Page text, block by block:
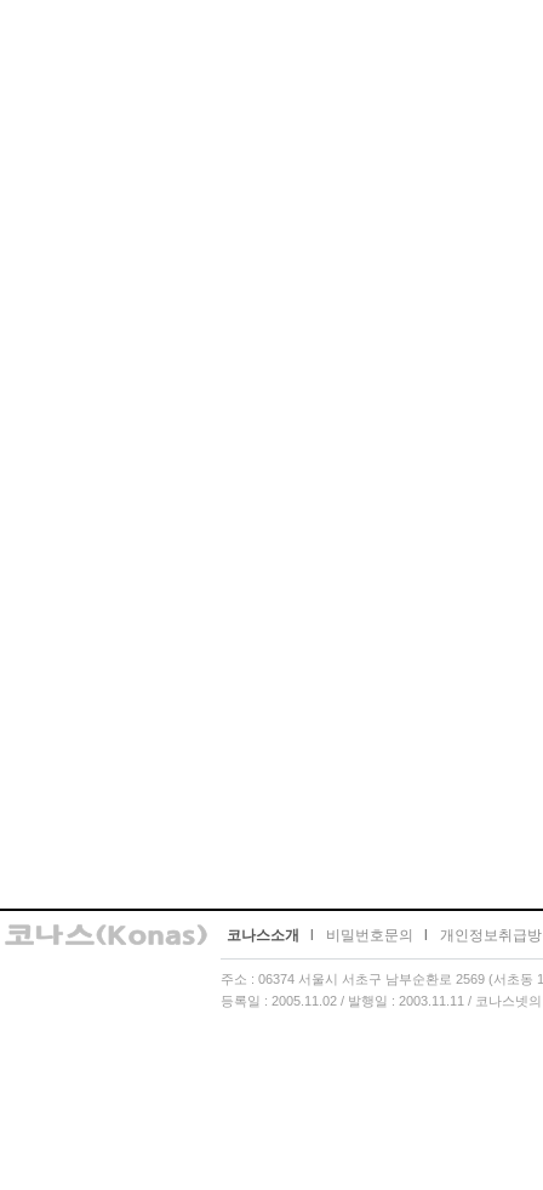
코나스소개 비밀번호문의 개인정보취급
주소 : 06374 서울시 서초구 남부순환로 2569 (서초
등록일 : 2005.11.02 / 발행일 : 2003.11.11 / 코나스넷